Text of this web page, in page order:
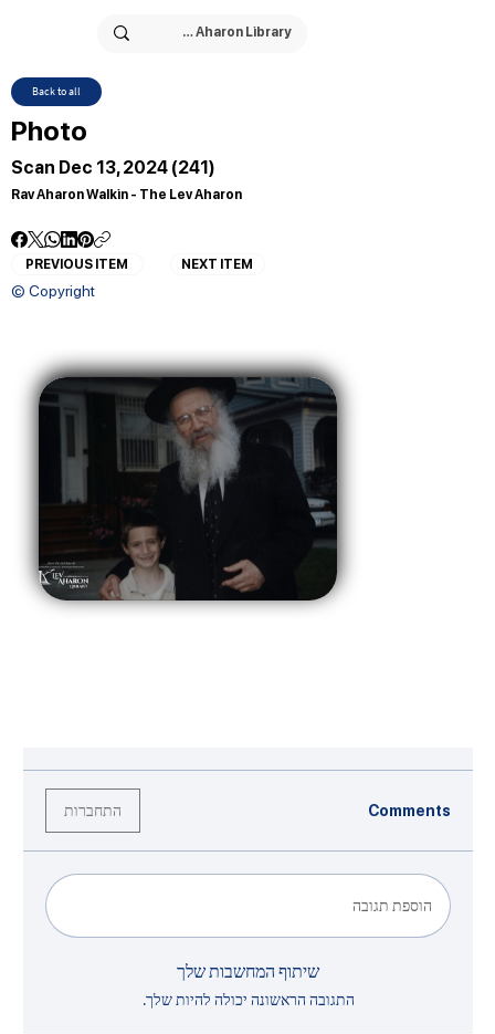
Back to all
Photo
Scan Dec 13, 2024 (241)
Rav Aharon Walkin - The Lev Aharon
PREVIOUS ITEM NEXT ITEM
© Copyright
Comments התחברות
הוספת תגובה
שיתוף המחשבות שלך
התגובה הראשונה יכולה להיות שלך.